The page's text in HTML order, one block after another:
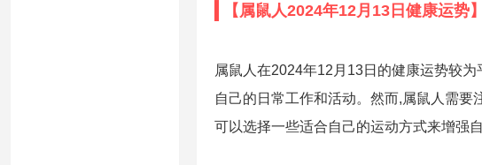
【属鼠人2024年12月13日健康运势】
属鼠人在2024年12月13日的健康运势较
自己的日常工作和活动。然而,属鼠人需要
可以选择一些适合自己的运动方式来增强